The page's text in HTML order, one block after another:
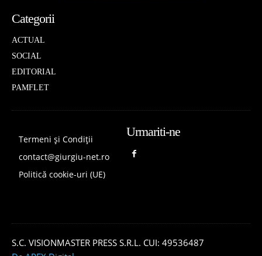
Categorii
ACTUAL
SOCIAL
EDITORIAL
PAMFLET
Termeni și Condiții
contact@giurgiu-net.ro
Politică cookie-uri (UE)
Urmariti-ne
S.C. VISIONMASTER PRESS S.R.L. CUI: 49536487